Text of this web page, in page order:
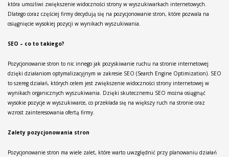
która umożliwi zwiększenie widoczności strony w wyszukiwarkach internetowych.
Dlatego coraz częściej firmy decydują się na pozycjonowanie stron, które pozwala na
osiągnięcie wysokiej pozycji w wynikach wyszukiwania.
SEO – co to takiego?
Pozycjonowanie stron to nic innego jak pozyskiwanie ruchu na stronie internetowej
dzięki działaniom optymalizacyjnym w zakresie SEO (Search Engine Optimization). SEO
to szereg działań, których celem jest zwiększenie widoczności strony internetowej w
wynikach organicznych wyszukiwania. Dzięki skutecznemu SEO można osiągnąć
wysokie pozycje w wyszukiwarce, co przekłada się na większy ruch na stronie oraz
wzrost zainteresowania ofertą firmy.
Zalety pozycjonowania stron
Pozycjonowanie stron ma wiele zalet, które warto uwzględnić przy planowaniu działań